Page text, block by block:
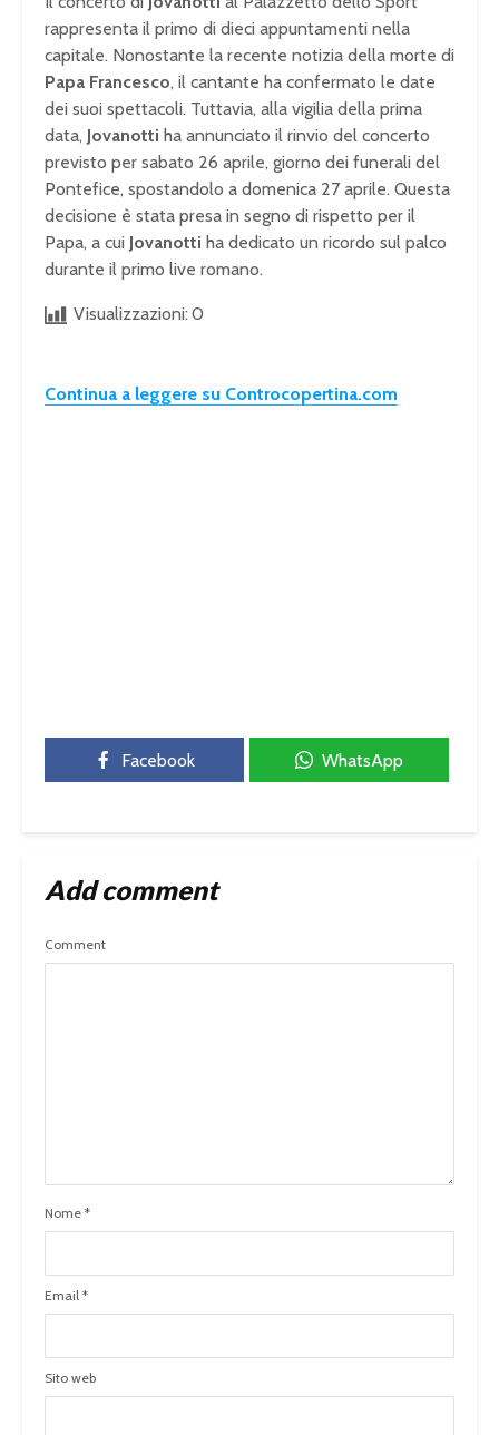
rappresenta il primo di dieci appuntamenti nella
capitale. Nonostante la recente notizia della morte di
Papa Francesco, il cantante ha confermato le date
dei suoi spettacoli. Tuttavia, alla vigilia della prima
data, Jovanotti ha annunciato il rinvio del concerto
previsto per sabato 26 aprile, giorno dei funerali del
Pontefice, spostandolo a domenica 27 aprile. Questa
decisione è stata presa in segno di rispetto per il
Papa, a cui Jovanotti ha dedicato un ricordo sul palco
durante il primo live romano.
Visualizzazioni: 0
Continua a leggere su Controcopertina.com
Facebook WhatsApp
Add comment
Comment
Nome *
Email *
Sito web